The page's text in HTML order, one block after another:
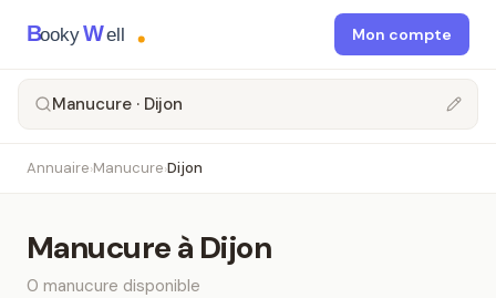
BookyWell Mon compte
Manucure · Dijon
Annuaire›Manucure›Dijon
Manucureà Dijon
0 manucure disponible